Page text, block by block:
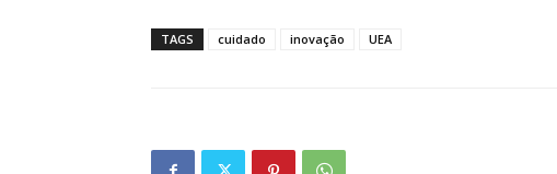
TAGS cuidado inovação UEA